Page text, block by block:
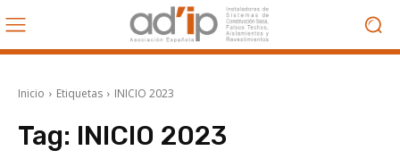
Inicio Etiquetas INICIO 2023
Tag: INICIO 2023